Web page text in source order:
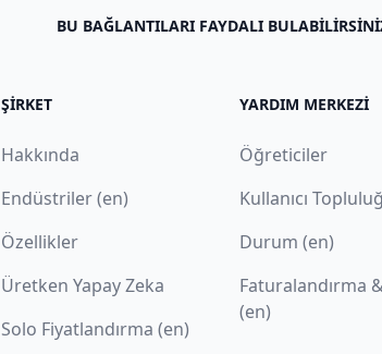
BU BAĞLANTILARI FAYDALI
ŞIRKET
Hakkında
Endüstriler (en)
Özellikler
Üretken Yapay Zeka
Solo Fiyatlandırma (en)
YARDIM MERKEZI
Öğreticiler
Kullanıcı
Durum (en)
Faturalandırma
(en)